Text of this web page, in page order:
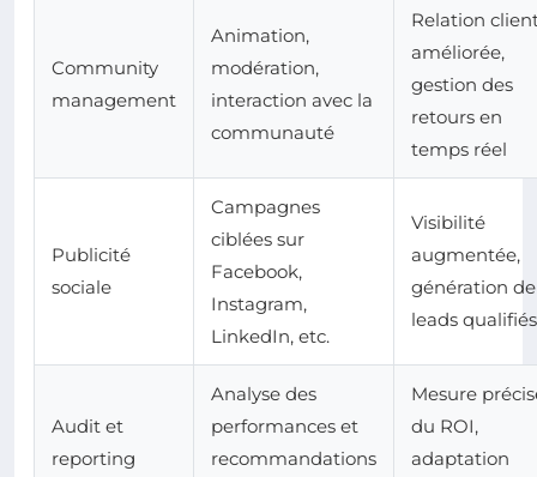
Community
management
Animation,
modération,
interaction avec la
communauté
Relation
améliorée,
gestion des
retours en
temps réel
Publicité
sociale
Campagnes
ciblées sur
Facebook,
Instagram,
LinkedIn, etc.
Visibilité
augmentée,
génération de
leads qualifiés
Audit et
reporting
Analyse des
performances et
recommandations
Mesure
du ROI,
adaptation